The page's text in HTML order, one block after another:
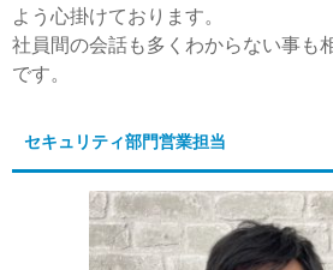
よう心掛けております。
社員間の会話も多くわからない事も
です。
セキュリティ部門営業担当